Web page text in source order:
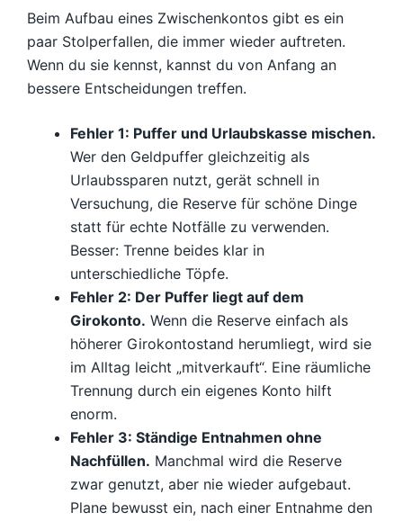
Beim Aufbau eines Zwischenkontos gibt es ein
paar Stolperfallen, die immer wieder auftreten.
Wenn du sie kennst, kannst du von Anfang an
bessere Entscheidungen treffen.
Fehler 1: Puffer und Urlaubskasse mischen.
Wer den Geldpuffer gleichzeitig als
Urlaubssparen nutzt, gerät schnell in
Versuchung, die Reserve für schöne Dinge
statt für echte Notfälle zu verwenden.
Besser: Trenne beides klar in
unterschiedliche Töpfe.
Fehler 2: Der Puffer liegt auf dem
Girokonto. Wenn die Reserve einfach als
höherer Girokontostand herumliegt, wird sie
im Alltag leicht „mitverkauft“. Eine räumliche
Trennung durch ein eigenes Konto hilft
enorm.
Fehler 3: Ständige Entnahmen ohne
Nachfüllen. Manchmal wird die Reserve
zwar genutzt, aber nie wieder aufgebaut.
Plane bewusst ein, nach einer Entnahme den